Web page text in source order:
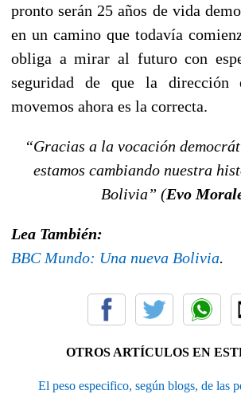
pronto serán 25 años de vida
en un camino que todavía
obliga a mirar al futuro con
seguridad de que la
movemos ahora es la correcta.
“Gracias a la vocación
estamos cambiando nuestra
Bolivia” (Evo
Lea También:
BBC Mundo: Una nueva Bolivia.
OTROS ARTÍCULOS EN
El peso especifico, según blogs, de las